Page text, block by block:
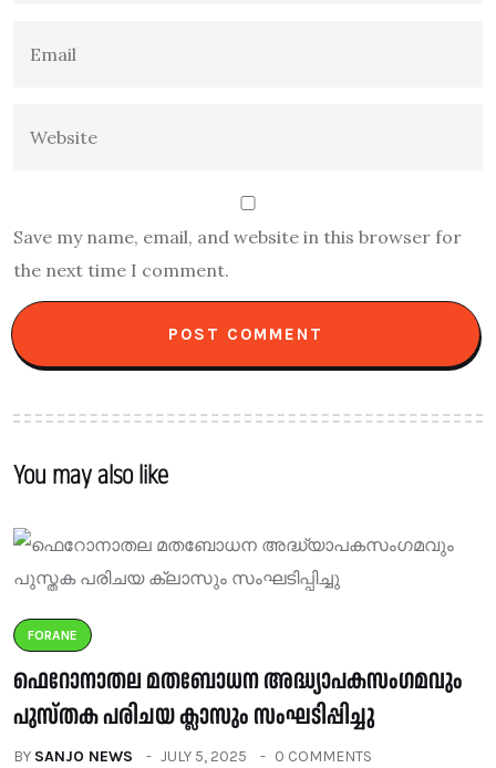
Save my name, email, and website in this browser for
the next time I comment.
You may also like
FORANE
ഫെറോനാതല മതബോധന അദ്ധ്യാപകസംഗമവും
പുസ്തക പരിചയ ക്ലാസും സംഘടിപ്പിച്ചു
BY SANJO NEWS JULY 5, 2025 0 COMMENTS